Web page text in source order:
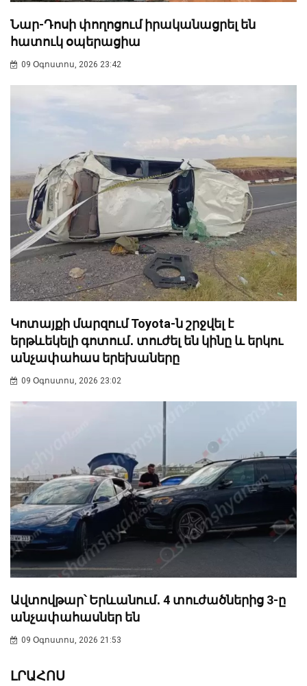
Նար-Դոսի փողոցում իրականացրել են
հատուկ օպերացիա
09 Օգոստոս, 2026 23:42
Կոտայքի մարզում Toyota-ն շրջվել է
երթևեկելի գոտում․ տուժել են կինը և երկու
անչափահաս երեխաները
09 Օգոստոս, 2026 23:02
Ավտովթար՝ Երևանում․ 4 տուժածներից 3-ը
անչափահասներ են
09 Օգոստոս, 2026 21:53
ԼՐԱՀՈՍ